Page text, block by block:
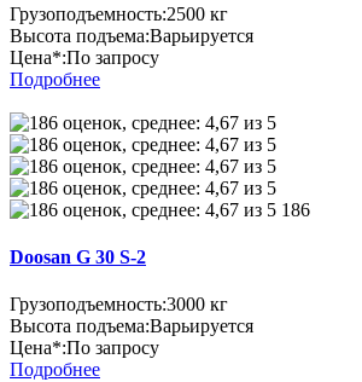
Грузоподъемность:2500 кг
Высота подъема:Варьируется
Цена*:По запросу
Подробнее
186
Doosan G 30 S-2
Грузоподъемность:3000 кг
Высота подъема:Варьируется
Цена*:По запросу
Подробнее